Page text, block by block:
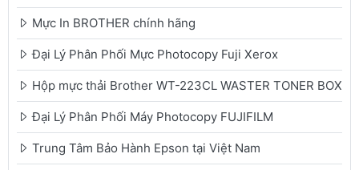
Mực In BROTHER chính hãng
Đại Lý Phân Phối Mực Photocopy Fuji Xerox
Hộp mực thải Brother WT-223CL WASTER TONER BOX
Đại Lý Phân Phối Máy Photocopy FUJIFILM
Trung Tâm Bảo Hành Epson tại Việt Nam